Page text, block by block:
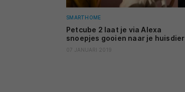
SMARTHOME
Petcube 2 laat je via Alexa
snoepjes gooien naar je huisdier
07 JANUARI 2019